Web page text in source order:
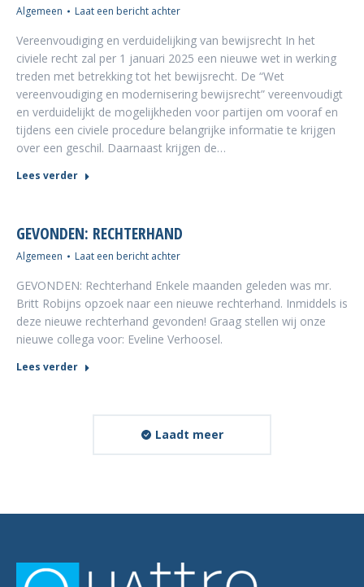
Algemeen Laat een bericht achter
Vereenvoudiging en verduidelijking van bewijsrecht In het
civiele recht zal per 1 januari 2025 een nieuwe wet in werking
treden met betrekking tot het bewijsrecht. De “Wet
vereenvoudiging en modernisering bewijsrecht” vereenvoudigt
en verduidelijkt de mogelijkheden voor partijen om vooraf en
tijdens een civiele procedure belangrijke informatie te krijgen
over een geschil. Daarnaast krijgen de…
Lees verder
GEVONDEN: RECHTERHAND
Algemeen Laat een bericht achter
GEVONDEN: Rechterhand Enkele maanden geleden was mr.
Britt Robijns opzoek naar een nieuwe rechterhand. Inmiddels is
deze nieuwe rechterhand gevonden! Graag stellen wij onze
nieuwe collega voor: Eveline Verhoosel.
Lees verder
Laadt meer